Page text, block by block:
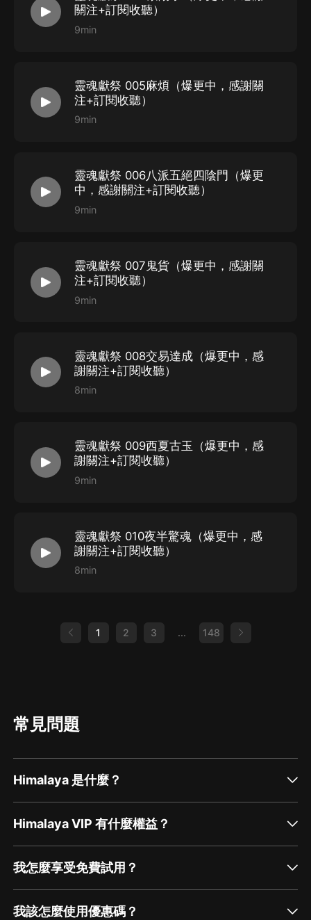
關注+訂閱收聽）
9min
靈魂獻祭 005麻煩（爆更中，感謝關
注+訂閱收聽）
9min
靈魂獻祭 006八派五絕四陰門（爆更
中，感謝關注+訂閱收聽）
9min
靈魂獻祭 007鬼貨（爆更中，感謝關
注+訂閱收聽）
9min
靈魂獻祭 008交易達成（爆更中，感
謝關注+訂閱收聽）
8min
靈魂獻祭 009西夏古玉（爆更中，感
謝關注+訂閱收聽）
9min
靈魂獻祭 010夜半驚魂（爆更中，感
謝關注+訂閱收聽）
8min
1 2 3 ... 148
常見問題
Himalaya 是什麼？
Himalaya VIP 有什麼權益？
我怎麼享受免費試用？
我該怎麼使用優惠碼？